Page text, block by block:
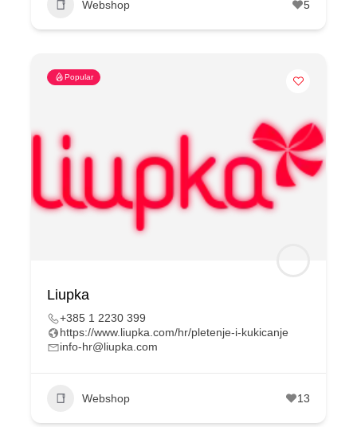
Webshop 5
Popular
Liupka
+385 1 2230 399
https://www.liupka.com/hr/pletenje-i-kukicanje
info-hr@liupka.com
Webshop 13